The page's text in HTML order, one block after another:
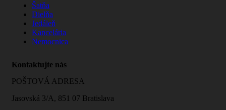
Šatňa
Dielňa
Jedáleň
Kancelária
Nemocnica
Kontaktujte nás
POŠTOVÁ ADRESA
Jasovská 3/A, 851 07 Bratislava